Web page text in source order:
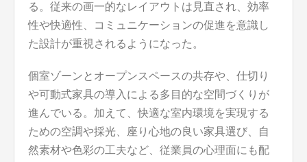
る。従来の画一的なレイアウトは見直され、効率
性や快適性、コミュニケーションの促進を意識し
た設計が重視されるようになった。
個室ゾーンとオープンスペースの共存や、仕切り
や可動式家具の導入による多目的な空間づくりが
進んでいる。加えて、快適な室内環境を実現する
ための空調や採光、座り心地の良い家具選び、自
然素材や色彩の工夫など、従業員の心理面にも配